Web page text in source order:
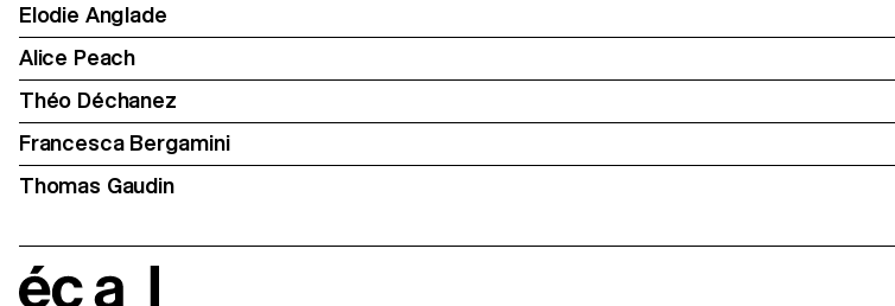
Elodie Anglade
Alice Peach
Théo Déchanez
Francesca Bergamini
Thomas Gaudin